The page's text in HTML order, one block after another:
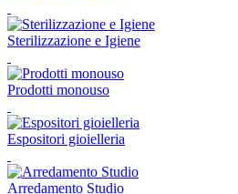
Sterilizzazione e Igiene
Prodotti monouso
Espositori gioielleria
Arredamento Studio